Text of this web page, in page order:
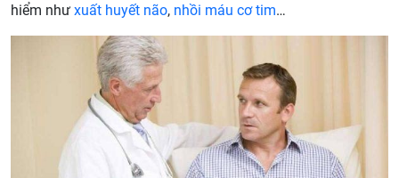
hiểm như xuất huyết não, nhồi máu cơ tim…